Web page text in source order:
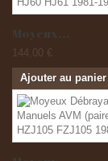
Moyeux...
144,00 €
Ajouter au panier